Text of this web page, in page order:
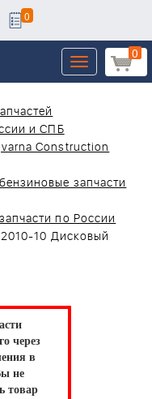
0
0
Toggle
navigation
и СПБ
Construction
запчасти
по России
10 Дисковый
через
в
не
товар